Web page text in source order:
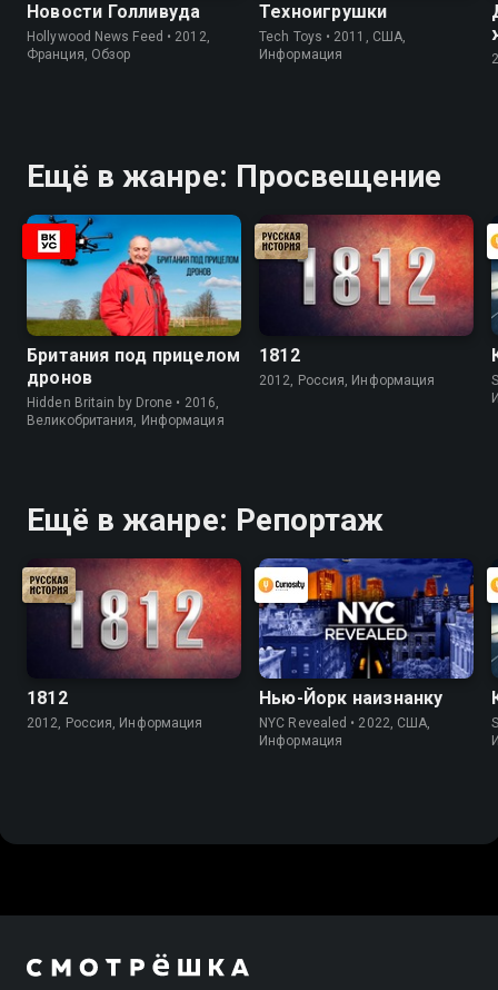
Новости Голливуда
Hollywood News Feed • 2012,
Франция, Обзор
Техноигрушки
Tech Toys • 2011, США,
Информация
Ещё в жанре: Просвещение
Британия под прицелом
дронов
Hidden Britain by Drone • 2016,
Великобритания, Информация
1812
2012, Россия, Информация
Ещё в жанре: Репортаж
1812
2012, Россия, Информация
Нью-Йорк наизнанку
NYC Revealed • 2022, США,
Информация